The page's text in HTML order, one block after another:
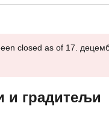
closed as of 17.
и градитељи